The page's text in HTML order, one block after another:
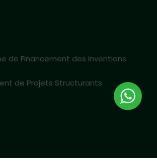
de Financement des Inventions
de Projets Structurants